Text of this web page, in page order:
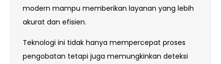
modern mampu memberikan layanan yang lebih
akurat dan efisien.
Teknologi ini tidak hanya mempercepat proses
pengobatan tetapi juga memungkinkan deteksi